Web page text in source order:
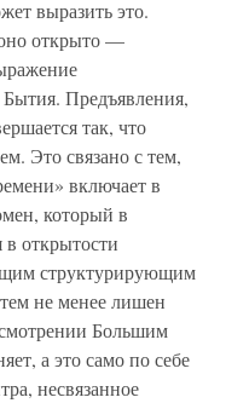
выразить это.
открыто —
Предъявления,
так, что
Это связано с тем,
включает в
который в
в открытости
структурирующим
не менее лишен
Большим
а это само по себе
несвязанное